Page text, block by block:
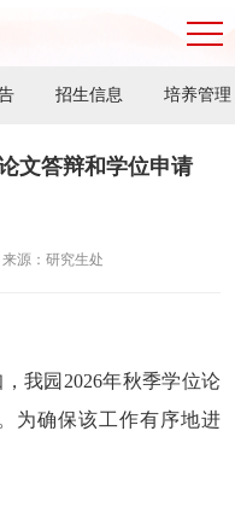
招生信息 培养管理
文答辩和学位申请
来源：研究生处
我园 2026年秋季学位论
为确保该工作有序地进